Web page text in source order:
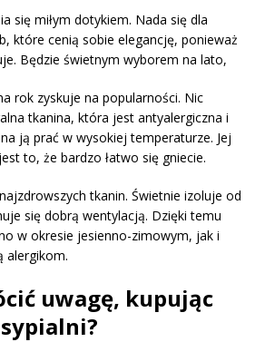
się miłym dotykiem. Nada się dla
które cenią sobie elegancję, ponieważ
Będzie świetnym wyborem na lato,
rok zyskuje na popularności. Nic
tkanina, która jest antyalergiczna i
ją prać w wysokiej temperaturze. Jej
to, że bardzo łatwo się gniecie.
tkanin. Świetnie izoluje od
się dobrą wentylacją. Dzięki temu
w okresie jesienno-zimowym, jak i
alergikom.
uwagę, kupując